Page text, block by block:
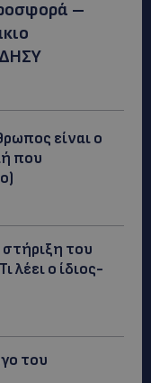
–
είναι ο
που
του
λέει ο ίδιος-
του